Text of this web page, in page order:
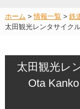
ホーム >情報一覧 > 鉄
太田観光レンタサイク
太田観光レ
Ota